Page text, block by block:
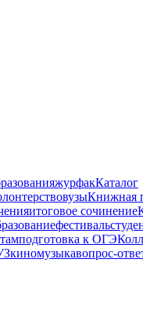
журфакКаталог
вузыКнижная
итоговое сочинение
фестиваль
подготовка к ОГЭ
киномузыкавопрос-